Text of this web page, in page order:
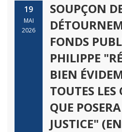
19
MAI
2026
SOUPÇON
FONDS
PHILIPPE
BIEN
TOUTES
QUE
JUSTICE"